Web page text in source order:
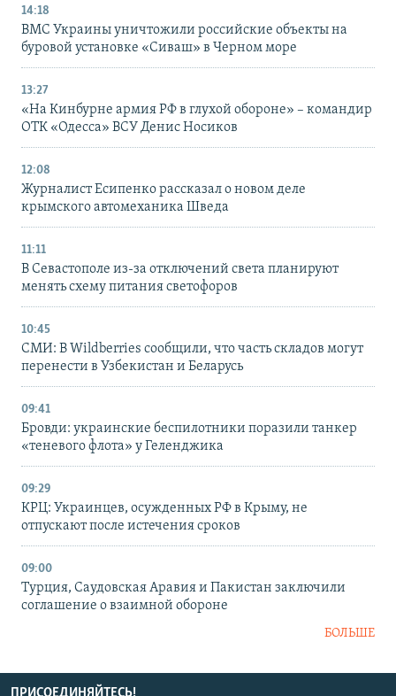
14:18
ВМС Украины уничтожили российские объекты на
буровой установке «Сиваш» в Черном море
13:27
«На Кинбурне армия РФ в глухой обороне» – командир
ОТК «Одесса» ВСУ Денис Носиков
12:08
Журналист Есипенко рассказал о новом деле
крымского автомеханика Шведа
11:11
В Севастополе из-за отключений света планируют
менять схему питания светофоров
10:45
СМИ: В Wildberries сообщили, что часть складов могут
перенести в Узбекистан и Беларусь
09:41
Бровди: украинские беспилотники поразили танкер
«теневого флота» у Геленджика
09:29
КРЦ: Украинцев, осужденных РФ в Крыму, не
отпускают после истечения сроков
09:00
Турция, Саудовская Аравия и Пакистан заключили
соглашение о взаимной обороне
БОЛЬШЕ